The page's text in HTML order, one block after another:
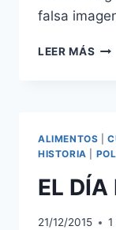
falsa
LEER MÁS
ALIMENTOS |
HISTORIA
EL DÍA
21/12/2015